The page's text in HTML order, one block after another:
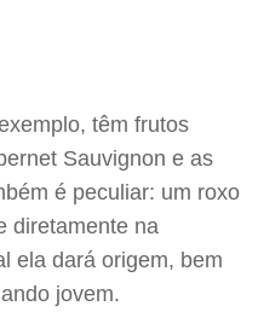
têm frutos
Sauvignon e as
é peculiar: um roxo
diretamente na
ela dará origem, bem
jovem.